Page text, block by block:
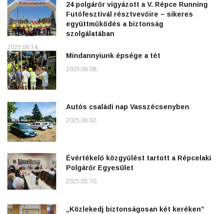
24 polgárőr vigyázott a V. Répce Running
Futófesztivál résztvevőire – sikeres
együttműködés a biztonság
szolgálatában
2025.06.14.
Mindannyiunk épsége a tét
2025.06.08.
Autós családi nap Vasszécsenyben
2025.06.02.
Évértékelő közgyűlést tartott a Répcelaki
Polgárőr Egyesület
2025.05.10.
„Közlekedj biztonságosan két keréken”